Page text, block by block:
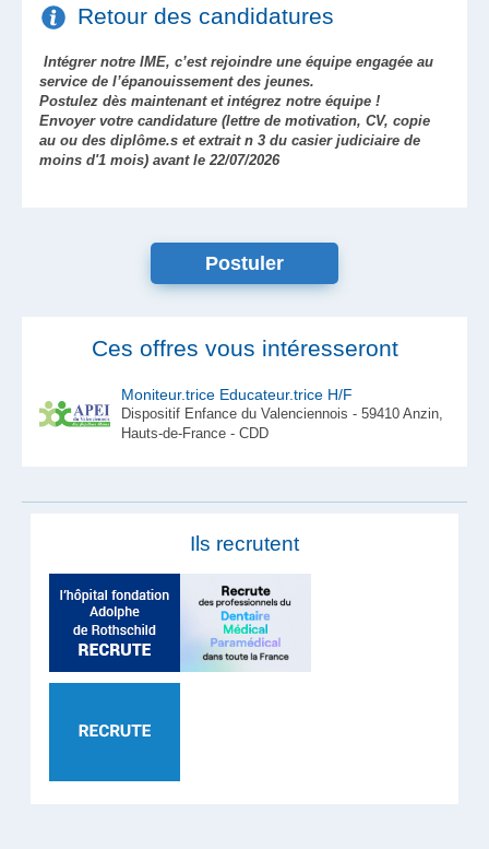
Retour des candidatures
Intégrer notre IME, c’est rejoindre une équipe engagée au
service de l’épanouissement des jeunes.
Postulez dès maintenant et intégrez notre équipe !
Envoyer votre candidature (lettre de motivation, CV, copie
au ou des diplôme.s et extrait n 3 du casier judiciaire de
moins d'1 mois) avant le 22/07/2026
Postuler
Ces offres vous intéresseront
Moniteur.trice Educateur.trice H/F
Dispositif Enfance du Valenciennois - 59410 Anzin,
Hauts-de-France - CDD
Ils recrutent